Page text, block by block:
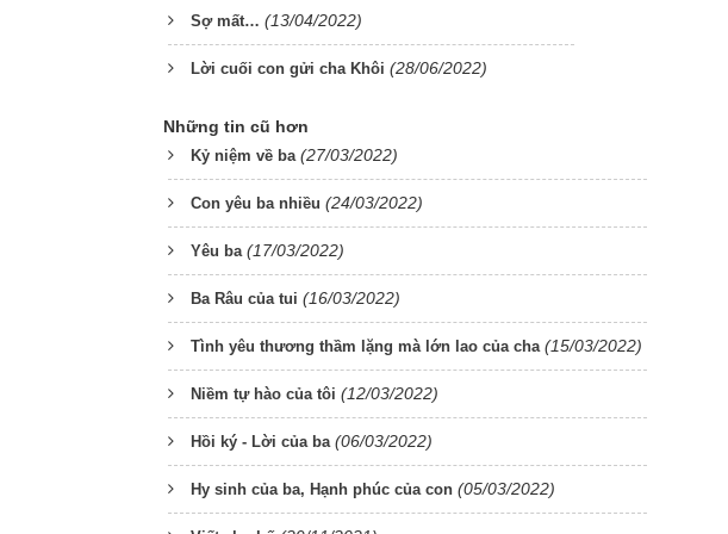
Sợ mất… (13/04/2022)
Lời cuối con gửi cha Khôi (28/06/2022)
Những tin cũ hơn
Kỷ niệm về ba (27/03/2022)
Con yêu ba nhiều (24/03/2022)
Yêu ba (17/03/2022)
Ba Râu của tui (16/03/2022)
Tình yêu thương thầm lặng mà lớn lao của cha (15/03/2022)
Niềm tự hào của tôi (12/03/2022)
Hồi ký - Lời của ba (06/03/2022)
Hy sinh của ba, Hạnh phúc của con (05/03/2022)